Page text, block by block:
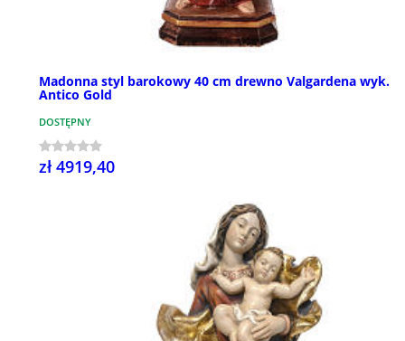
Madonna styl barokowy 40 cm drewno Valgardena wyk.
Antico Gold
DOSTĘPNY
zł 4919,40